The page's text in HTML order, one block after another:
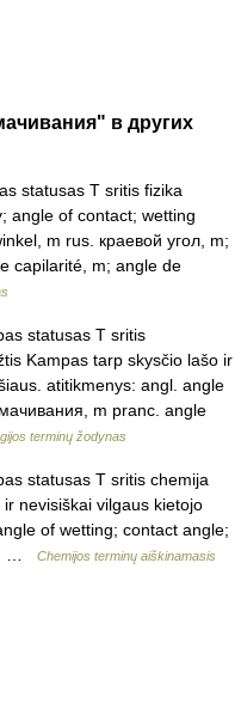
в других
statusas T sritis fizika
angle of contact; wetting
m rus. краевой угол, m;
capilarité, m; angle de
statusas T sritis
Kampas tarp skysčio lašo ir
atitikmenys: angl. angle
m pranc. angle
terminų žodynas
statusas T sritis chemija
nevisiškai vilgaus kietojo
of wetting; contact angle;
…
Chemijos terminų aiškinamasis